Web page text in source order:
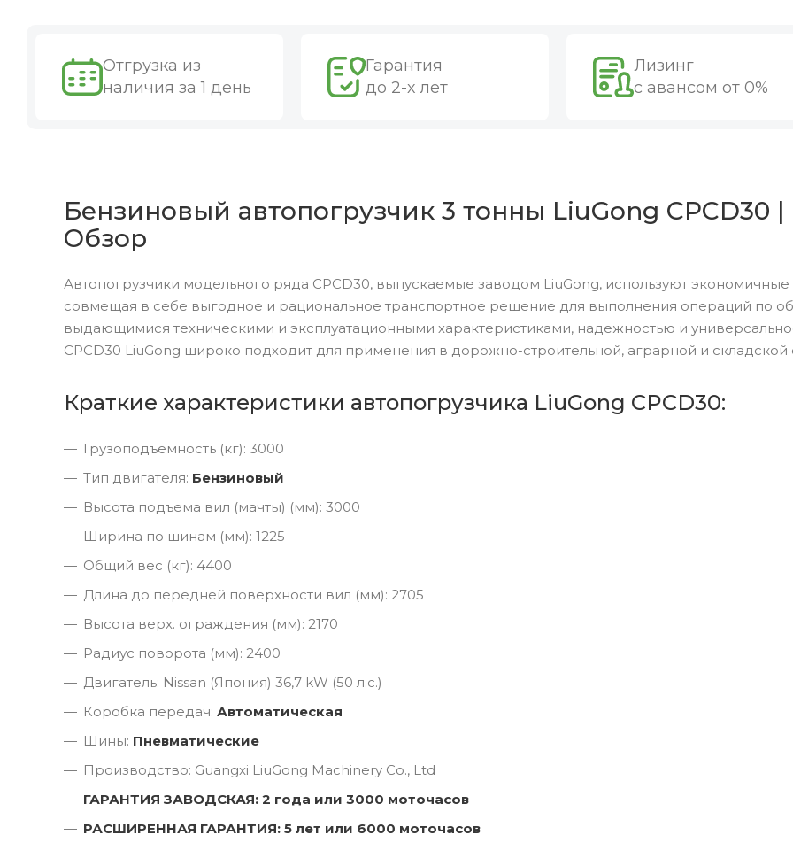
Отгрузка из
наличия за 1 день
Гарантия
до 2-х лет
Лизинг
с авансом от 0%
Бензиновый автопогрузчик 3 тонны LiuGong CPCD30
Обзор
Автопогрузчики модельного ряда CPCD30, выпускаемые заводом LiuGong, используют
совмещая в себе выгодное и рациональное транспортное решение для выполнения операций по
выдающимися техническими и эксплуатационными характеристиками, надежностью и
CPCD30 LiuGong широко подходит для применения в дорожно-строительной, аграрной и складской
Краткие характеристики автопогрузчика LiuGong CPCD30:
Грузоподъёмность (кг): 3000
Тип двигателя: Бензиновый
Высота подъема вил (мачты) (мм): 3000
Ширина по шинам (мм): 1225
Общий вес (кг): 4400
Длина до передней поверхности вил (мм): 2705
Высота верх. ограждения (мм): 2170
Радиус поворота (мм): 2400
Двигатель: Nissan (Япония) 36,7 kW (50 л.с.)
Коробка передач: Автоматическая
Шины: Пневматические
Производство: Guangxi LiuGong Machinery Co., Ltd
ГАРАНТИЯ ЗАВОДСКАЯ: 2 года или 3000 моточасов
РАСШИРЕННАЯ ГАРАНТИЯ: 5 лет или 6000 моточасов